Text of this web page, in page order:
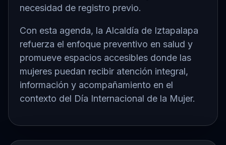
necesidad de registro previo.
Con esta agenda, la Alcaldía de Iztapalapa
refuerza el enfoque preventivo en salud y
promueve espacios accesibles donde las
mujeres puedan recibir atención integral,
información y acompañamiento en el
contexto del Día Internacional de la Mujer.